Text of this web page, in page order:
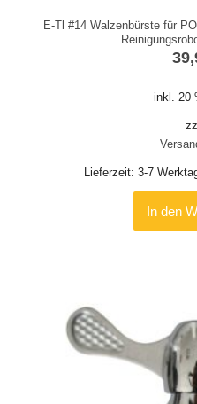
E-Tl #14 Walzenbürste für
inkl. 20
Lieferzeit: 3-7
In den